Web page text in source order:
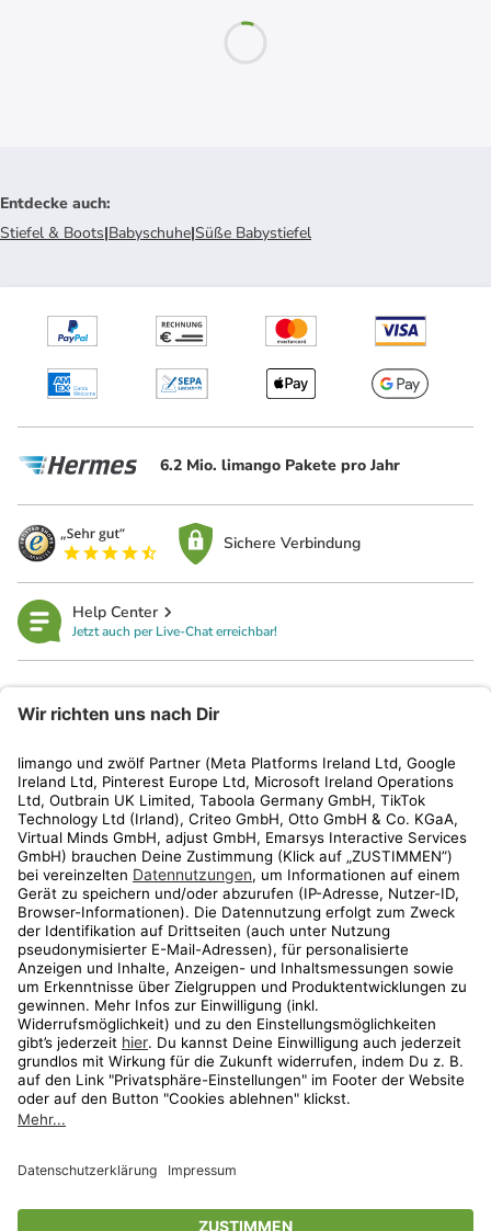
Entdecke auch:
Stiefel & Boots|Babyschuhe|Süße Babystiefel
6.2 Mio. limango Pakete pro Jahr
Sichere Verbindung
Help Center
Jetzt auch per Live-Chat erreichbar!
Kundenservice
Shop
Aktionen
Travel